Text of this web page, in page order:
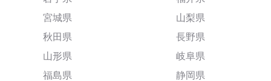
宮城県
秋田県
山形県
福島県
山梨県
長野県
岐阜県
静岡県